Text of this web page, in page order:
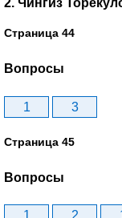
2. Чингиз
Страница 44
Вопросы
1 3
Страница 45
Вопросы
1 2